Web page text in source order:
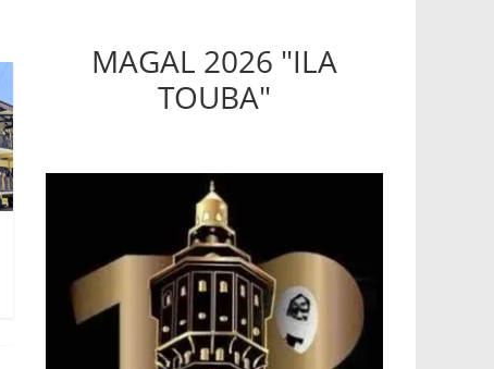
MAGAL 2026 "ILA
TOUBA"